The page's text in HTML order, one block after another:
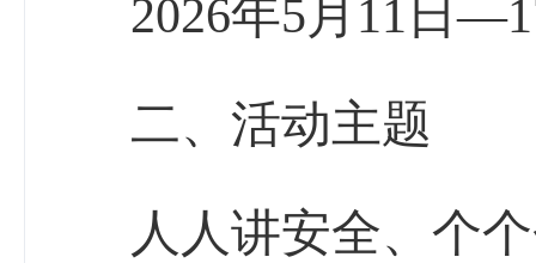
2026年5月 11 日—1
二、活动主题
人人讲安全、个